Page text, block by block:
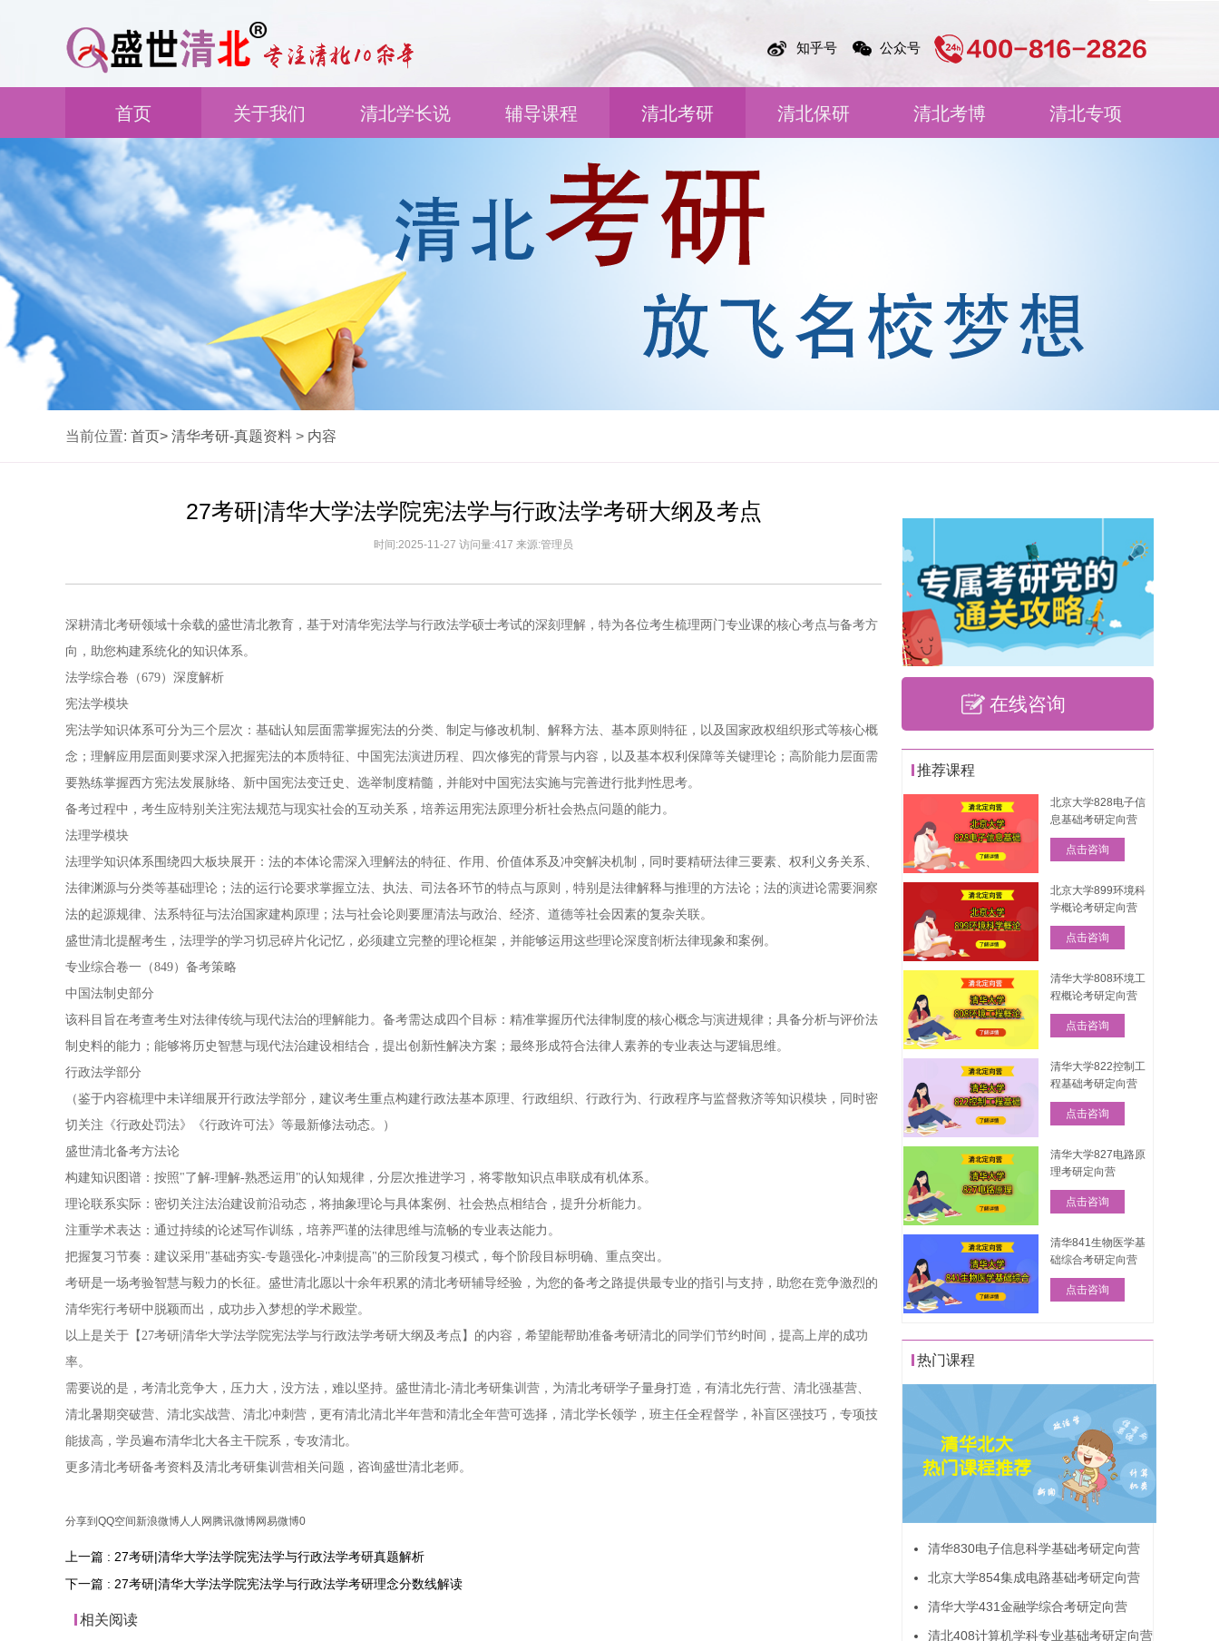
知乎号 公众号
首页 关于我们 清北学长说 辅导课程 清北考研 清北保研 清北考博 清北专项
当前位置: 首页> 清华考研-真题资料 > 内容
27考研|清华大学法学院宪法学与行政法学考研大纲及考点
时间:2025-11-27 访问量:417 来源:管理员
深耕清北考研领域十余载的盛世清北教育，基于对清华宪法学与行政法学硕士考试的深刻理解，特为各位考生梳理两门专业课的核心考点与备考方
向，助您构建系统化的知识体系。
法学综合卷（679）深度解析
宪法学模块
宪法学知识体系可分为三个层次：基础认知层面需掌握宪法的分类、制定与修改机制、解释方法、基本原则特征，以及国家政权组织形式等核心概
念；理解应用层面则要求深入把握宪法的本质特征、中国宪法演进历程、四次修宪的背景与内容，以及基本权利保障等关键理论；高阶能力层面需
要熟练掌握西方宪法发展脉络、新中国宪法变迁史、选举制度精髓，并能对中国宪法实施与完善进行批判性思考。
备考过程中，考生应特别关注宪法规范与现实社会的互动关系，培养运用宪法原理分析社会热点问题的能力。
法理学模块
法理学知识体系围绕四大板块展开：法的本体论需深入理解法的特征、作用、价值体系及冲突解决机制，同时要精研法律三要素、权利义务关系、
法律渊源与分类等基础理论；法的运行论要求掌握立法、执法、司法各环节的特点与原则，特别是法律解释与推理的方法论；法的演进论需要洞察
法的起源规律、法系特征与法治国家建构原理；法与社会论则要厘清法与政治、经济、道德等社会因素的复杂关联。
盛世清北提醒考生，法理学的学习切忌碎片化记忆，必须建立完整的理论框架，并能够运用这些理论深度剖析法律现象和案例。
专业综合卷一（849）备考策略
中国法制史部分
该科目旨在考查考生对法律传统与现代法治的理解能力。备考需达成四个目标：精准掌握历代法律制度的核心概念与演进规律；具备分析与评价法
制史料的能力；能够将历史智慧与现代法治建设相结合，提出创新性解决方案；最终形成符合法律人素养的专业表达与逻辑思维。
行政法学部分
（鉴于内容梳理中未详细展开行政法学部分，建议考生重点构建行政法基本原理、行政组织、行政行为、行政程序与监督救济等知识模块，同时密
切关注《行政处罚法》《行政许可法》等最新修法动态。）
盛世清北备考方法论
构建知识图谱：按照"了解-理解-熟悉运用"的认知规律，分层次推进学习，将零散知识点串联成有机体系。
理论联系实际：密切关注法治建设前沿动态，将抽象理论与具体案例、社会热点相结合，提升分析能力。
注重学术表达：通过持续的论述写作训练，培养严谨的法律思维与流畅的专业表达能力。
把握复习节奏：建议采用"基础夯实-专题强化-冲刺提高"的三阶段复习模式，每个阶段目标明确、重点突出。
考研是一场考验智慧与毅力的长征。盛世清北愿以十余年积累的清北考研辅导经验，为您的备考之路提供最专业的指引与支持，助您在竞争激烈的
清华宪行考研中脱颖而出，成功步入梦想的学术殿堂。
以上是关于【27考研|清华大学法学院宪法学与行政法学考研大纲及考点】的内容，希望能帮助准备考研清北的同学们节约时间，提高上岸的成功
率。
需要说的是，考清北竞争大，压力大，没方法，难以坚持。盛世清北-清北考研集训营，为清北考研学子量身打造，有清北先行营、清北强基营、
清北暑期突破营、清北实战营、清北冲刺营，更有清北清北半年营和清北全年营可选择，清北学长领学，班主任全程督学，补盲区强技巧，专项技
能拔高，学员遍布清华北大各主干院系，专攻清北。
更多清北考研备考资料及清北考研集训营相关问题，咨询盛世清北老师。
分享到 QQ空间 新浪微博人人网 腾讯微博网易微博0
上一篇 : 27考研|清华大学法学院宪法学与行政法学考研真题解析
下一篇 : 27考研|清华大学法学院宪法学与行政法学考研理念分数线解读
相关阅读
在线咨询
推荐课程
北京大学828电子信
息基础考研定向营
点击咨询
北京大学899环境科
学概论考研定向营
点击咨询
清华大学808环境工
程概论考研定向营
点击咨询
清华大学822控制工
程基础考研定向营
点击咨询
清华大学827电路原
理考研定向营
点击咨询
清华841生物医学基
础综合考研定向营
点击咨询
热门课程
清华830电子信息科学基础考研定向营
北京大学854集成电路基础考研定向营
清华大学431金融学综合考研定向营
清北408计算机学科专业基础考研定向营